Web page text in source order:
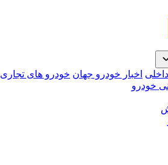
اخبار خودرو جهان خودرو های تجاری
خودرو